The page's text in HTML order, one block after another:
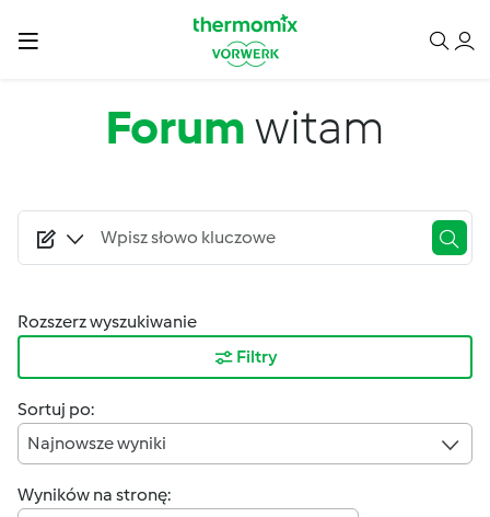
Forumwitam
Rozszerz wyszukiwanie
Filtry
Sortuj po:
Najnowsze wyniki
Wyników na stronę: